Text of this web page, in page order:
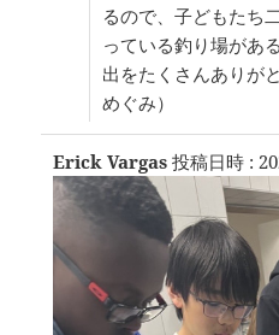
るので、子どもたち
っている釣り場があ
出をたくさんありが
めぐみ）
Erick Vargas投稿日時 :